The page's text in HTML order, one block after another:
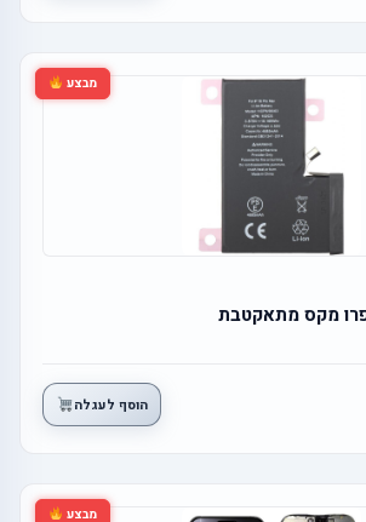
מבצע
הוסף לעגלה
מבצע